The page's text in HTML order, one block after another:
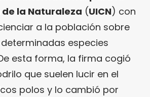
la Naturaleza (UICN) con
a la población sobre
especies
esta forma, la firma cogió
que suelen lucir en el
polos y lo cambió por